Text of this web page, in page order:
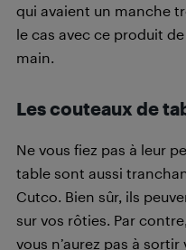
qui avaient un manche
le cas avec ce produit
main.
Les couteaux de
Ne vous fiez pas à leur
table sont aussi
Cutco. Bien sûr, ils
sur vos rôties. Par
vous n’aurez pas à